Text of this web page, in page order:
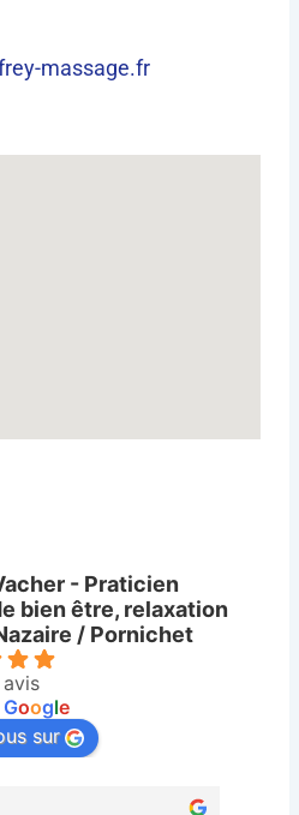
massage.fr
- Praticien
bien être, relaxation
/ Pornichet
Google
sur